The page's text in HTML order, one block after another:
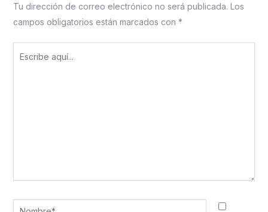
Tu dirección de correo electrónico no será publicada. Los
campos obligatorios están marcados con *
Nombre*